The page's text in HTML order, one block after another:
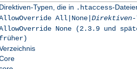
Direktiven-Typen, die in .htaccess-
All|None| Direktiven-
None (2.3.9 und
früher)